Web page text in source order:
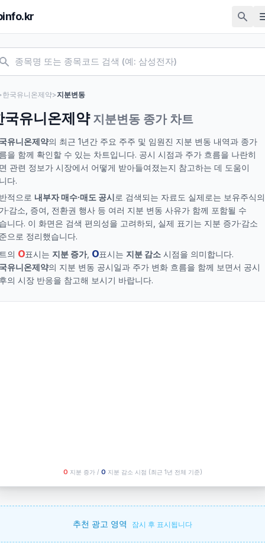
한국유니온제약>지분변동
국유니온제약 지분변동 종가 차트
유니온제약의 최근 1년간 주요 주주 및 임원진 지분 변동 내역과 종가
을 함께 확인할 수 있는 차트입니다. 공시 시점과 주가 흐름을 나란히
관련 정보가 시장에서 어떻게 받아들여졌는지 참고하는 데 도움이
다.
적으로 내부자 매수·매도 공시로 검색되는 자료도 실제로는 보유주식의
·감소, 증여, 전환권 행사 등 여러 지분 변동 사유가 함께 포함될 수
니다. 이 화면은 검색 편의성을 고려하되, 실제 표기는 지분 증가·감소
으로 정리했습니다.
의 O표시는 지분 증가, O표시는 지분 감소 시점을 의미합니다.
유니온제약의 지분 변동 공시일과 주가 변화 흐름을 함께 보면서 공시
의 시장 반응을 참고해 보시기 바랍니다.
O 지분 증가 / O 지분 감소 시점 (최근 1년 전체 기준)
추천 광고 영역 잠시 후 표시됩니다